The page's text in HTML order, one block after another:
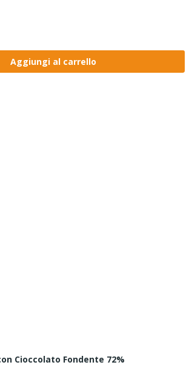
Aggiungi al carrello
Cioccolato Fondente 72%